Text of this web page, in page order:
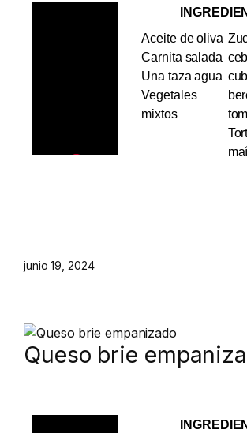
Aceite de oliva
Carnita salada
Una taza agua
Vegetales
mixtos
junio 19, 2024
Queso brie